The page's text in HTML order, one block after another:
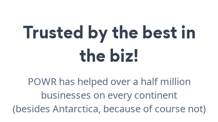
Trusted by the best in
the biz!
POWR has helped over a half million
businesses on every continent
(besides Antarctica, because of course not)